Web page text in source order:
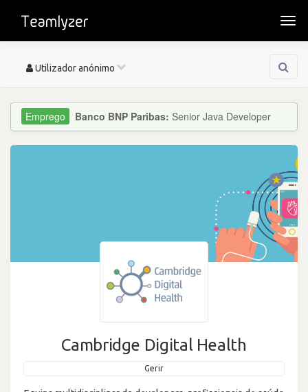
Toggle
Utilizador anónimo
Banco BNP Paribas: Senior Java Developer
Cambridge Digital Health
Gerir